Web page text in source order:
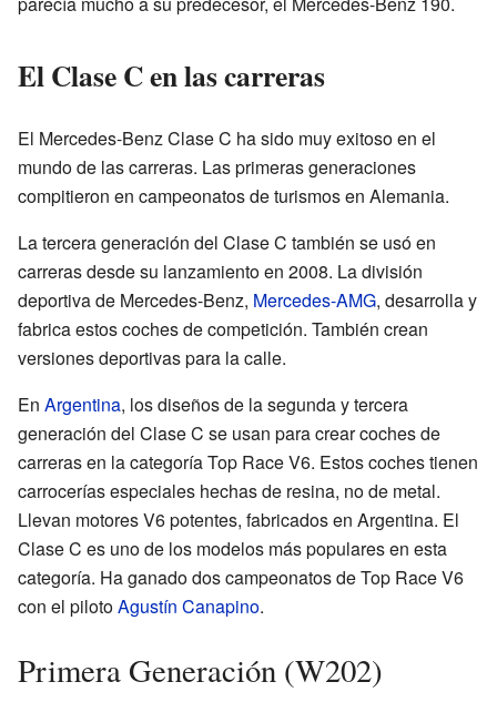
El Clase C en las carreras
El Mercedes-Benz Clase C ha sido muy exitoso en el
mundo de las carreras. Las primeras generaciones
compitieron en campeonatos de turismos en Alemania.
La tercera generación del Clase C también se usó en
carreras desde su lanzamiento en 2008. La división
deportiva de Mercedes-Benz, Mercedes-AMG, desarrolla y
fabrica estos coches de competición. También crean
versiones deportivas para la calle.
En Argentina, los diseños de la segunda y tercera
generación del Clase C se usan para crear coches de
carreras en la categoría Top Race V6. Estos coches tienen
carrocerías especiales hechas de resina, no de metal.
Llevan motores V6 potentes, fabricados en Argentina. El
Clase C es uno de los modelos más populares en esta
categoría. Ha ganado dos campeonatos de Top Race V6
con el pilotoAgustín Canapino.
Primera Generación (W202)